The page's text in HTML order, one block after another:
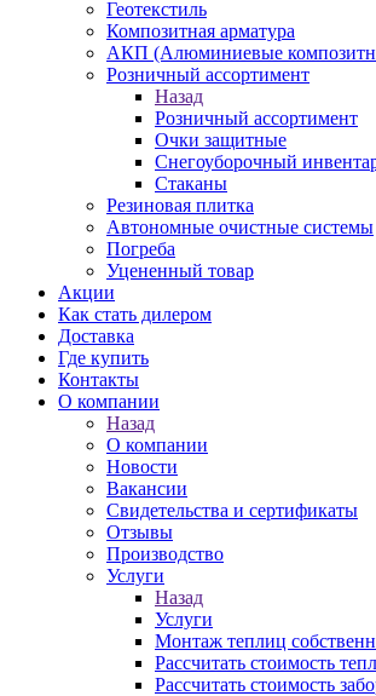
Геотекстиль
Композитная арматура
АКП (Алюминиевые
Розничный ассортимент
Назад
Розничный ассортимент
Очки защитные
Снегоуборочный
Стаканы
Резиновая плитка
Автономные очистные системы
Погреба
Уцененный товар
Акции
Как стать дилером
Доставка
Где купить
Контакты
О компании
Назад
О компании
Новости
Вакансии
Свидетельства и сертификаты
Отзывы
Производство
Услуги
Назад
Услуги
Монтаж теплиц
Рассчитать стоимость
Рассчитать стоимость